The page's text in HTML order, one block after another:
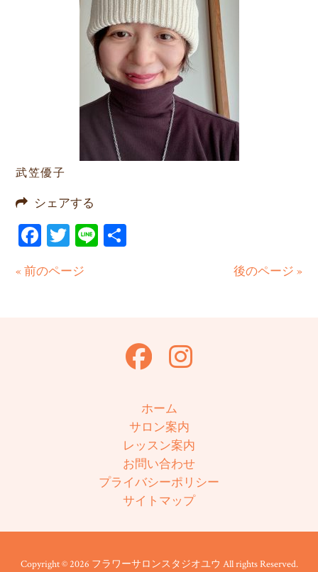
武笠優子
シェアする
Facebook
Twitter
Line
« 前のページ 後のページ »
ホーム
サロン案内
レッスン案内
お問い合わせ
プライバシーポリシー
サイトマップ
Copyright © 2026 フラワーサロンスタジオユウ All rights Reserved.